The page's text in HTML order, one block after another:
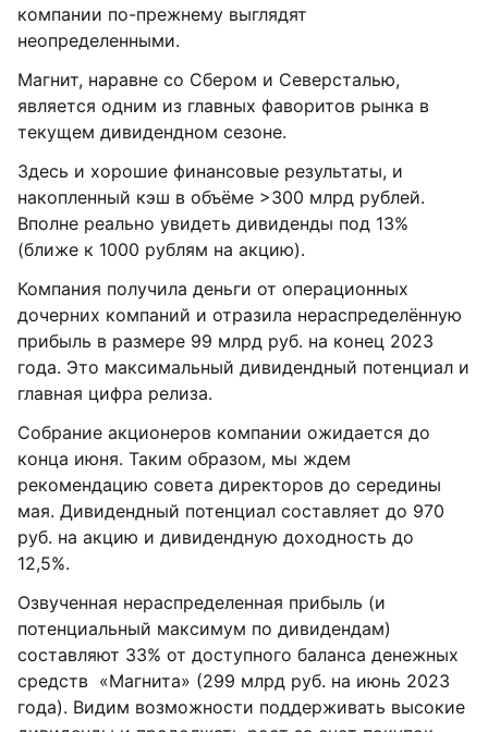
компании по-прежнему выглядят
неопределенными.
Магнит, наравне со Сбером и Северсталью,
является одним из главных фаворитов рынка в
текущем дивидендном сезоне.
Здесь и хорошие финансовые результаты, и
накопленный кэш в объёме >300 млрд рублей.
Вполне реально увидеть дивиденды под 13%
(ближе к 1000 рублям на акцию).
Компания получила деньги от операционных
дочерних компаний и отразила нераспределённую
прибыль в размере 99 млрд руб. на конец 2023
года. Это максимальный дивидендный потенциал и
главная цифра релиза.
Собрание акционеров компании ожидается до
конца июня. Таким образом, мы ждем
рекомендацию совета директоров до середины
мая. Дивидендный потенциал составляет до 970
руб. на акцию и дивидендную доходность до
12,5%.
Озвученная нераспределенная прибыль (и
потенциальный максимум по дивидендам)
составляют 33% от доступного баланса денежных
средств «Магнита» (299 млрд руб. на июнь 2023
года). Видим возможности поддерживать высокие